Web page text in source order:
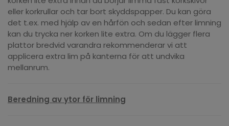
eller korkrullar och tar bort skyddspapper. Du kan göra
det t.ex. med hjälp av en hårfön och sedan efter limning
kan du trycka ner korken lite extra. Om du lägger flera
plattor bredvid varandra rekommenderar vi att
applicera extra lim på kanterna för att undvika
mellanrum.
Beredning av ytor för limning